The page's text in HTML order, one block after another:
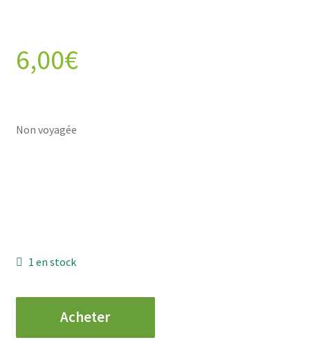
6,00€
Non voyagée
1 en stock
CPA
Acheter